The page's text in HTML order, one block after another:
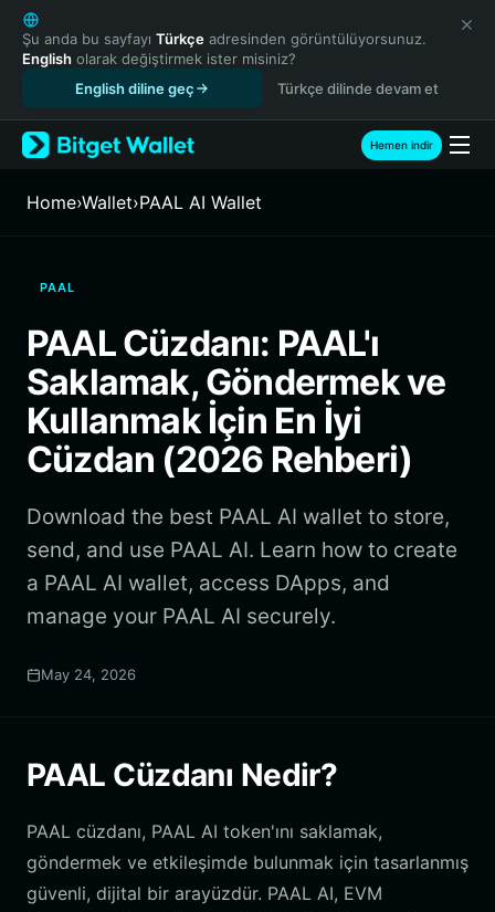
English
日本語
Tiếng Việt
Español (Latinoamérica)
Türkçe
Français
繁體中文
Bahasa Indonesia
ภาษาไทย
हिन्दी
Español
Português (Brasil)
Şu anda bu sayfayı Türkçe adresinden görüntülüyorsunuz.
English olarak değiştirmek ister misiniz?
English diline geç
Türkçe dilinde devam et
Hemen indir
Home›Wallet›PAAL AI Wallet
PAAL
PAAL Cüzdanı: PAAL'ı
Saklamak, Göndermek ve
Kullanmak İçin En İyi
Cüzdan (2026 Rehberi)
Download the best PAAL AI wallet to store,
send, and use PAAL AI. Learn how to create
a PAAL AI wallet, access DApps, and
manage your PAAL AI securely.
May 24, 2026
PAAL Cüzdanı Nedir?
PAAL cüzdanı, PAAL AI token'ını saklamak,
göndermek ve etkileşimde bulunmak için tasarlanmış
güvenli, dijital bir arayüzdür. PAAL AI, EVM